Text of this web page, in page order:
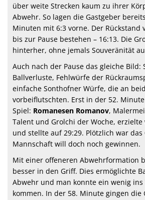
über weite Strecken kaum zu ihrer
Abwehr. So lagen die Gastgeber
Minuten mit 6:3 vorne. Der Rückstand
bis zur Pause bestehen – 16:13. Die
hinterher, ohne jemals Souveränität
Auch nach der Pause das gleiche Bild:
Ballverluste, Fehlwürfe der
einfache Sonthofner Würfe, die an
vorbeiflutschten. Erst in der 52.
Spiel: Romanesen Romanov,
Talent und Grolchi der Woche, erzielte
und stellte auf 29:29. Plötzlich war das
Mannschaft will doch noch gewinnen.
Mit einer offeneren Abwehrformation
besser in den Griff. Dies ermöglichte
Abwehr und man konnte ein wenig ins
kommen. In der 58. Minute gingen die